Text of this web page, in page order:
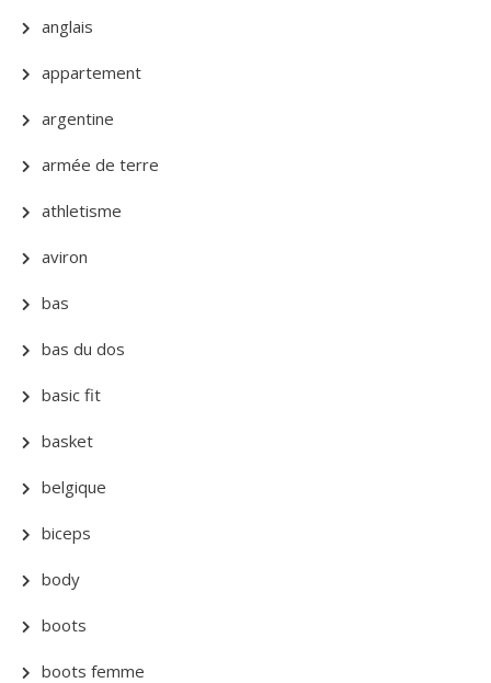
anglais
appartement
argentine
armée de terre
athletisme
aviron
bas
bas du dos
basic fit
basket
belgique
biceps
body
boots
boots femme